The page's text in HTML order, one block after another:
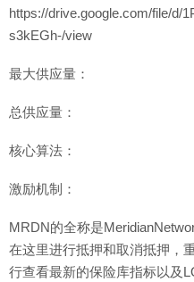
https://drive.google.com/file/d/
s3kEGh-/view
最大供应量：
总供应量：
核心算法：
激励机制：
MRDN的全称是
在这里进行抵押和取消抵押，
行查看最新的保险库指标以及